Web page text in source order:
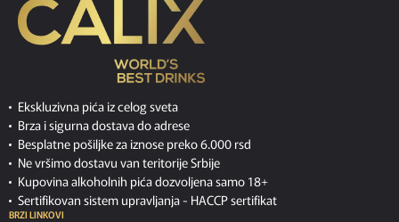
Ekskluzivna pića iz celog sveta
Brza i sigurna dostava do adrese
Besplatne pošiljke za iznose preko 6.000 rsd
Ne vršimo dostavu van teritorije Srbije
Kupovina alkoholnih pića dozvoljena samo 18+
Sertifikovan sistem upravljanja - HACCP sertifikat
BRZI LINKOVI